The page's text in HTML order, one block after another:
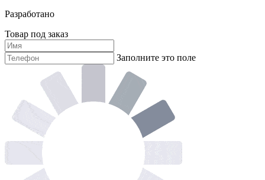
Разработано
Товар под заказ
Заполните это поле